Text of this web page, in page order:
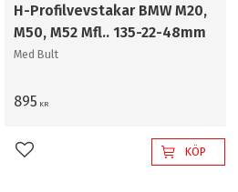
H-Profilvevstakar BMW M20,
M50, M52 Mfl.. 135-22-48mm
Med Bult
895 KR
Lägg till i favoriter KÖP